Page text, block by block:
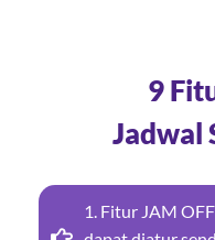
9
Jadwal
1. Fitur JAM